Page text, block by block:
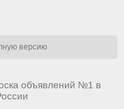
версию
объявлений №1 в